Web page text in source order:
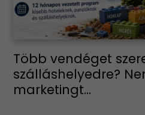
Több vendéget
szálláshelyedre?
marketingt...